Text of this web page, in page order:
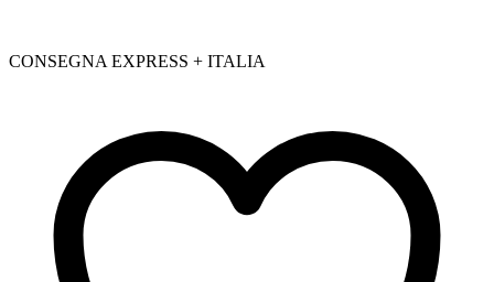
CONSEGNA EXPRESS + ITALIA